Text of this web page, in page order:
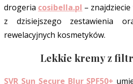
drogeria cosibella.pl –
z dzisiejszego zestawienia
rewelacyjnych kosmetyków.
Lekkie kremy z
SVR Sun Secure Blur SPF50+